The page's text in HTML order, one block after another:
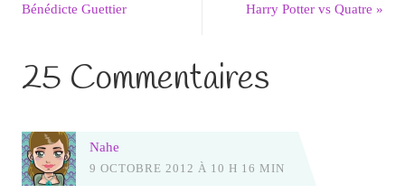
Bénédicte Guettier
Harry Potter vs Quatre»
25 Commentaires
Nahe
9 OCTOBRE 2012 À 10 H 16 MIN